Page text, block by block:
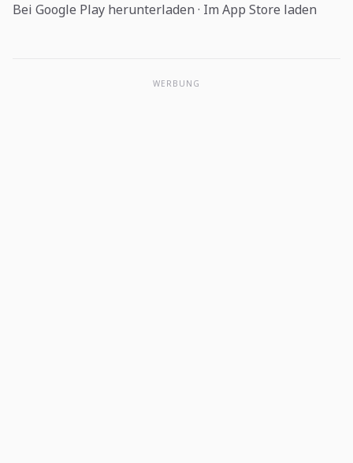
Bei Google Play herunterladen · Im App Store laden
WERBUNG